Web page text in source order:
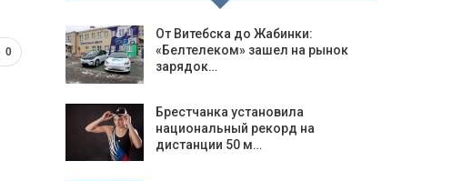
0
От Витебска до Жабинки:
«Белтелеком» зашел на рынок
зарядок…
Брестчанка установила
национальный рекорд на
дистанции 50 м…